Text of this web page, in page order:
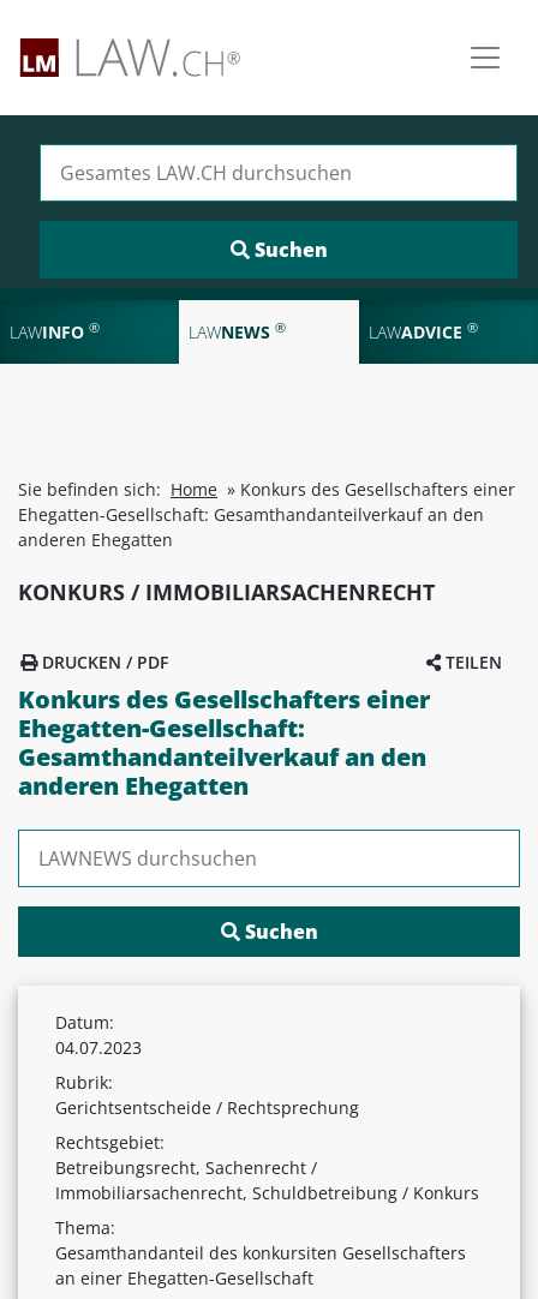
LAWINFO ® LAWNEWS ® LAWADVICE ®
Sie befinden sich: Home » Konkurs des Gesellschafters einer
Ehegatten-Gesellschaft: Gesamthandanteilverkauf an den
anderen Ehegatten
KONKURS / IMMOBILIARSACHENRECHT
TEILEN
DRUCKEN / PDF
Konkurs des Gesellschafters einer
Ehegatten-Gesellschaft:
Gesamthandanteilverkauf an den
anderen Ehegatten
Datum:
04.07.2023
Rubrik:
Gerichtsentscheide / Rechtsprechung
Rechtsgebiet:
Betreibungsrecht, Sachenrecht /
Immobiliarsachenrecht, Schuldbetreibung / Konkurs
Thema:
Gesamthandanteil des konkursiten Gesellschafters
an einer Ehegatten-Gesellschaft